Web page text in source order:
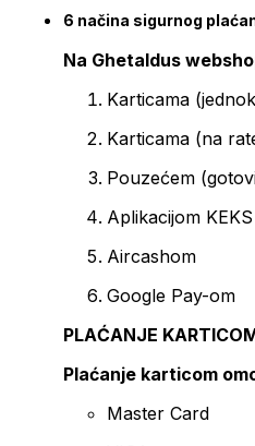
6 načina sigurnog
Na Ghetaldus
Karticama
Karticama (na
Pouzećem
Aplikacijom
Aircashom
Google Pay-om
PLAĆANJE
Plaćanje karticom
Master Card